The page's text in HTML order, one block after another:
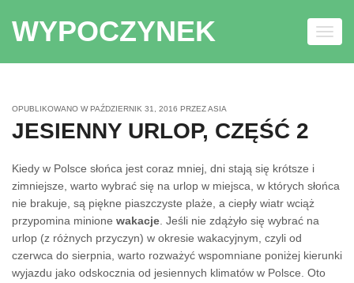
WYPOCZYNEK
OPUBLIKOWANO WPAŹDZIERNIK 31, 2016 PRZEZASIA
JESIENNY URLOP, CZĘŚĆ 2
Kiedy w Polsce słońca jest coraz mniej, dni stają się krótsze i
zimniejsze, warto wybrać się na urlop w miejsca, w których słońca
nie brakuje, są piękne piaszczyste plaże, a ciepły wiatr wciąż
przypomina minione wakacje . Jeśli nie zdążyło się wybrać na
urlop (z różnych przyczyn) w okresie wakacyjnym, czyli od
czerwca do sierpnia, warto rozważyć wspomniane poniżej kierunki
wyjazdu jako odskocznia od jesiennych klimatów w Polsce. Oto